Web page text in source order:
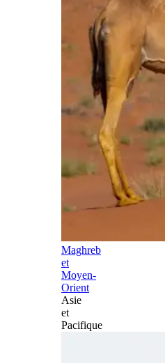
Maghreb
et
Moyen-
Orient
Asie
et
Pacifique